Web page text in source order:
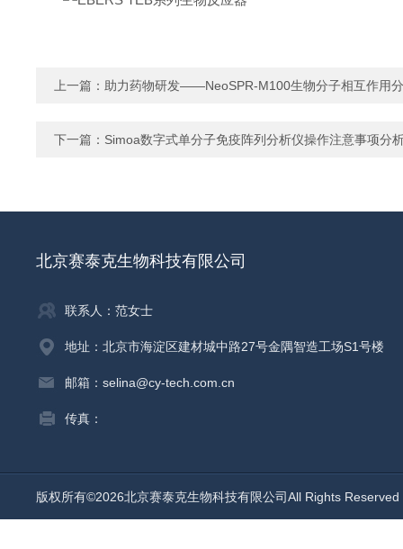
上一篇： 助力药物研发——NeoSPR-M100生物分子相互作用
下一篇： Simoa数字式单分子免疫阵列分析仪操作注意事项分
北京赛泰克生物科技有限公司
联系人：范女士
地址：北京市海淀区建材城中路27号金隅智造工场S1号楼
邮箱：selina@cy-tech.com.cn
传真：
版权所有©2026北京赛泰克生物科技有限公司All Rights